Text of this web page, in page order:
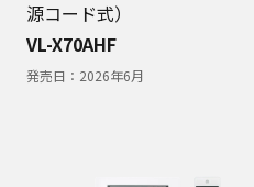
源コード式）
VL-X70AHF
発売日： 2026年6月